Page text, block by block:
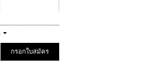
กรอกใบสมัคร